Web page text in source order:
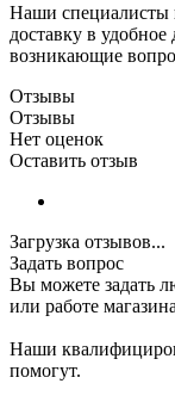
Наши специалисты
доставку в удобное
возникающие
Отзывы
Отзывы
Нет оценок
Оставить отзыв
Загрузка отзывов...
Задать вопрос
Вы можете задать
или работе
Наши
помогут.